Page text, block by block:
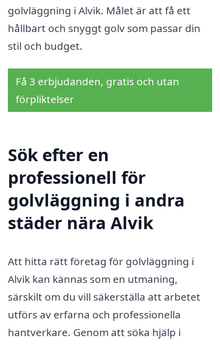
golvläggning i Alvik. Målet är att få ett
hållbart och snyggt golv som passar din
stil och budget.
Få 3 erbjudanden, gratis och utan
förpliktelser
Sök efter en
professionell för
golvläggning i andra
städer nära Alvik
Att hitta rätt företag för golvläggning i
Alvik kan kännas som en utmaning,
särskilt om du vill säkerställa att arbetet
utförs av erfarna och professionella
hantverkare. Genom att söka hjälp i